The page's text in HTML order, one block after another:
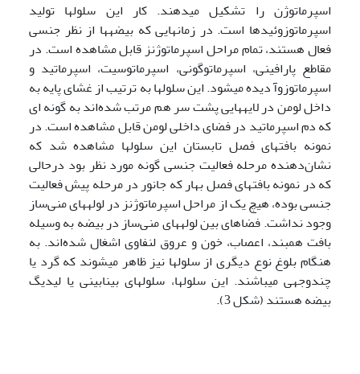
اسپرماتوژن را تشکیل می­دهند. کار این سلول­ها تولید
اسپرماتوزوئیدها است. در زمان­هایی که بیضه­ها از نظر جنسی
فعال هستند، تمام مراحل اسپرماتوژنز قابل مشاهده است. در
مقاطع پارافینی، اسپرماتوگونی، اسپرماتوسیت، اسپرماتید و
اسپرماتوزوآ دیده می­شود. این سلول­ها به ترتیب از غشای پایه به
داخل لومن در لایه­هایی پشت سر هم مرتب شده‌اند به گونه ای
که دم اسپرماتید در فضای داخلی لومن قابل مشاهده است. در
نمونه بافت­های فصل تابستان این سلول­ها مشاهده شد که
نشان‌دهنده مرحله فعالیت جنسی گونه مورد نظر بود درحالی
که در نمونه بافت­های فصل بهار که جانور در مرحله پیش فعالیت
جنسی بوده، هیچ یک از مراحل اسپرماتوژنز در لوله­های منی‌ساز
وجود نداشت. فضاهای بین لوله­های منی‌ساز در بیضه به وسیله
بافت همبند، اعصاب، خون و عروق لنفاوی اشغال شده‌اند. به
هنگام بلوغ نوع دیگری از سلول­ها نیز ظاهر می­شوند که گرد یا
چندوجهی می­باشند. این سلول­ها، سلول­های بینابینی یا لیدیگ
بیضه هستند (شکل 3).